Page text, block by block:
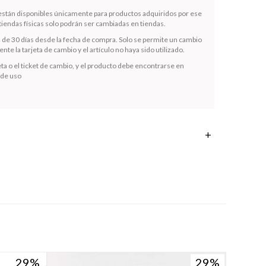
disponibles únicamente para productos adquiridos por ese
físicas solo podrán ser cambiadas en tiendas.
30 días desde la fecha de compra. Solo se permite un cambio
la tarjeta de cambio y el artículo no haya sido utilizado.
o el ticket de cambio, y el producto debe encontrarse en
uso
29
29 29
29